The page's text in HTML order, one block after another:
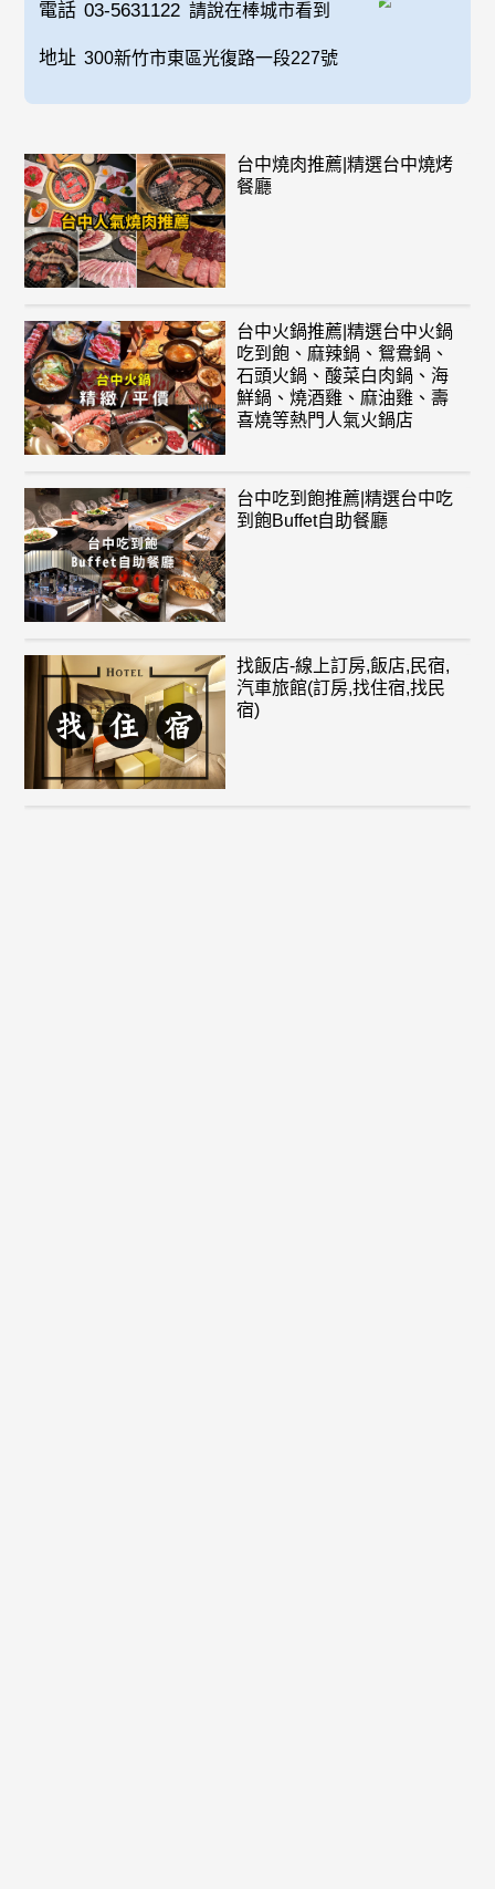
電話 03-5631122 請說在棒城市看到
地址 300新竹市東區光復路一段227號
台中燒肉推薦|精選台中燒烤
餐廳
台中火鍋推薦|精選台中火鍋
吃到飽、麻辣鍋、鴛鴦鍋、
石頭火鍋、酸菜白肉鍋、海
鮮鍋、燒酒雞、麻油雞、壽
喜燒等熱門人氣火鍋店
台中吃到飽推薦|精選台中吃
到飽Buffet自助餐廳
找飯店-線上訂房,飯店,民宿,
汽車旅館(訂房,找住宿,找民
宿)